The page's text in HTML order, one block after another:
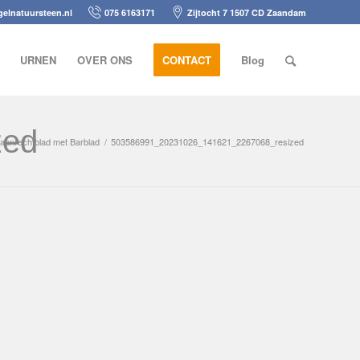
075 6163171 Zijtocht 7 1507 CD Zaandam
URNEN OVER ONS CONTACT Blog
met Barblad / 503586991_20231026_141621_2267068_resized